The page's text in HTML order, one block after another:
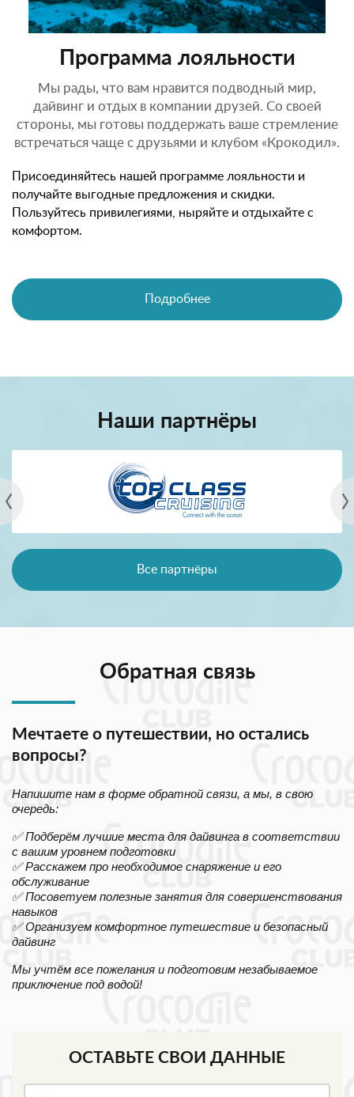
Программа лояльности
Мы рады, что вам нравится подводный мир,
дайвинг и отдых в компании друзей. Со своей
стороны, мы готовы поддержать ваше стремление
встречаться чаще с друзьями и клубом «Крокодил».
Присоединяйтесь нашей программе лояльности и
получайте выгодные предложения и скидки.
Пользуйтесь привилегиями, ныряйте и отдыхайте с
комфортом.
Подробнее
Наши партнёры
Все партнёры
Обратная связь
Мечтаете о путешествии, но остались
вопросы?
Напишите нам в форме обратной связи, а мы, в свою
очередь:
✅ Подберём лучшие места для дайвинга в соответствии
с вашим уровнем подготовки
✅ Расскажем про необходимое снаряжение и его
обслуживание
✅ Посоветуем полезные занятия для совершенствования
навыков
✅ Организуем комфортное путешествие и безопасный
дайвинг
Мы учтём все пожелания и подготовим незабываемое
приключение под водой!
ОСТАВЬТЕ СВОИ ДАННЫЕ